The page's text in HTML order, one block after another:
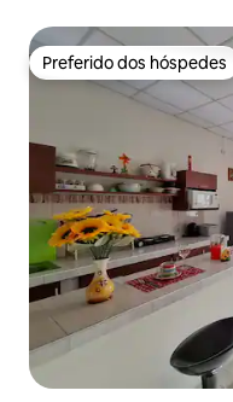
Preferido dos hóspedes
Preferido dos hóspedes